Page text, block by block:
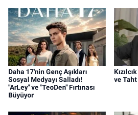
Daha 17'nin Genç Aşıkları
Sosyal Medyayı Salladı!
"ArLey" ve "TeoDen" Fırtınası
Büyüyor
ve